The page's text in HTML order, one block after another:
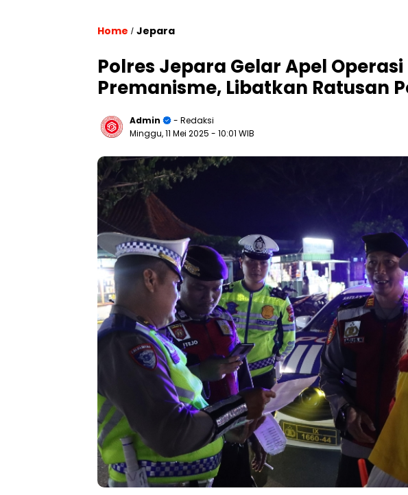
Home / Jepara
Polres Jepara Gelar Apel
Premanisme, Libatkan Ratusan
Admin
- Redaksi
Minggu, 11 Mei 2025 - 10:01 WIB